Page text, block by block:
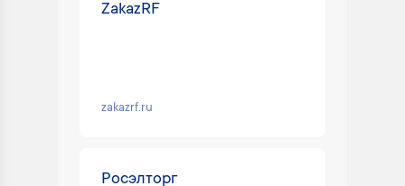
ZakazRF
zakazrf.ru
Росэлторг